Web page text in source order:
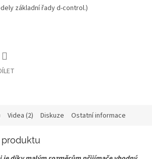
základní řady d-control.)
Videa (2) Diskuze Ostatní informace